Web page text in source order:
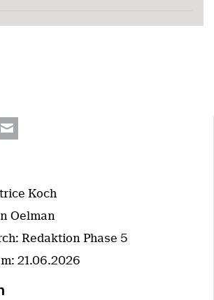
E-mail
Koch
Oelman
Redaktion Phase 5
21.06.2026